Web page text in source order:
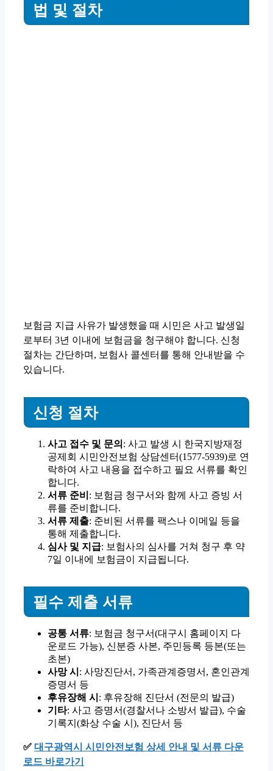
법 및 절차
보험금 지급 사유가 발생했을 때 시민은 사고 발생일
로부터 3년 이내에 보험금을 청구해야 합니다. 신청
절차는 간단하며, 보험사 콜센터를 통해 안내받을 수
있습니다.
신청 절차
사고 접수 및 문의 : 사고 발생 시 한국지방재정
공제회 시민안전보험 상담센터(1577-5939)로 연
락하여 사고 내용을 접수하고 필요 서류를 확인
합니다.
서류 준비 : 보험금 청구서와 함께 사고 증빙 서
류를 준비합니다.
서류 제출: 준비된 서류를 팩스나 이메일 등을
통해 제출합니다.
심사 및 지급: 보험사의 심사를 거쳐 청구 후 약
7일 이내에 보험금이 지급됩니다.
필수 제출 서류
공통 서류: 보험금 청구서(대구시 홈페이지 다
운로드 가능), 신분증 사본, 주민등록 등본(또는
초본)
사망 시 : 사망진단서, 가족관계증명서, 혼인관계
증명서 등
후유장해 시 : 후유장해 진단서 (전문의 발급)
기타: 사고 증명서(경찰서나 소방서 발급), 수술
기록지(화상 수술 시), 진단서 등
✅ 대구광역시 시민안전보험 상세 안내 및 서류 다운
로드 바로가기